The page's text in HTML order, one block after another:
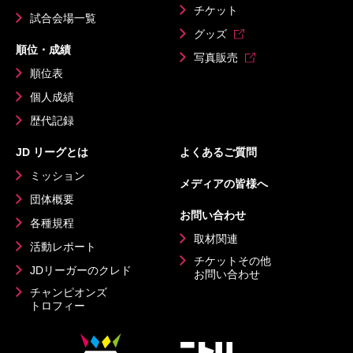
試合会場一覧
順位・成績
順位表
個人成績
歴代記録
チケット
グッズ
写真販売
JD リーグとは
ミッション
団体概要
各種規程
活動レポート
JDリーガーのクレド
チャンピオンズ
トロフィー
よくあるご質問
メディアの皆様へ
お問い合わせ
取材関連
チケットその他
お問い合わせ